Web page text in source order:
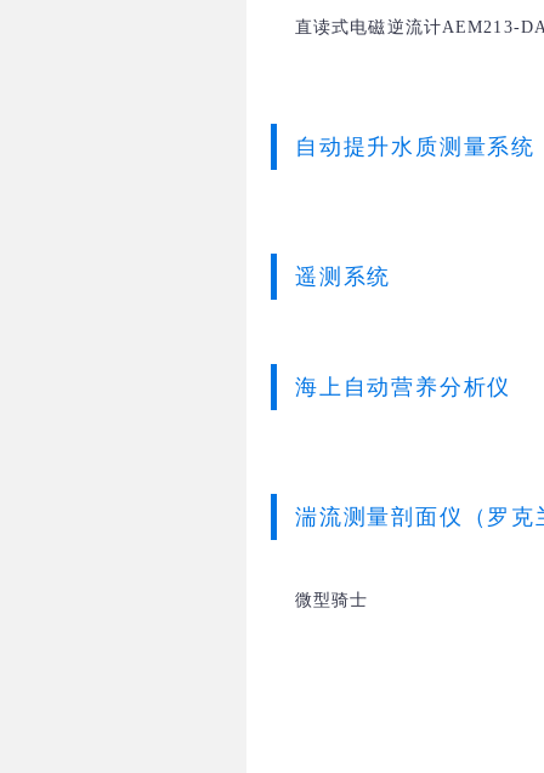
直读式电磁逆流计AEM213-
自动提升水质测量系统
遥测系统
海上自动营养分析仪
湍流测量剖面仪（罗克
微型骑士